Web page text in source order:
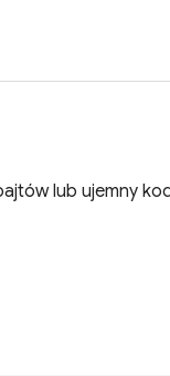
lub ujemny